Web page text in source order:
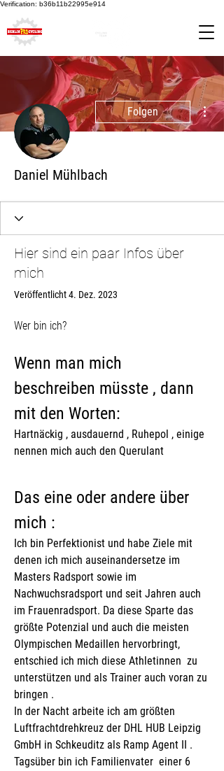
Verification: b36b11b22995e914
Folgen
Daniel Mühlbach
Hier sind ein paar Infos über
mich
Veröffentlicht 4. Dez. 2023
Wer bin ich?
Wenn man mich
beschreiben müsste , dann
mit den Worten:
Hartnäckig , ausdauernd , Ruhepol , einige
nennen mich auch den Querulant
Das eine oder andere über
mich :
Ich bin Perfektionist und habe Ziele mit
denen ich mich auseinandersetze im
Masters Radsport sowie im
Nachwuchsradsport und seit Jahren auch
im Frauenradsport. Da diese Sparte das
größte Potenzial und auch die meisten
Olympischen Medaillen hervorbringt,
entschied ich mich diese Athletinnen  zu
unterstützen und als Trainer auch voran zu
bringen .
In der Nacht arbeite ich am größten
Luftfrachtdrehkreuz der DHL HUB Leipzig
GmbH in Schkeuditz als Ramp Agent II .
Tagsüber bin ich Familienvater  einer 6